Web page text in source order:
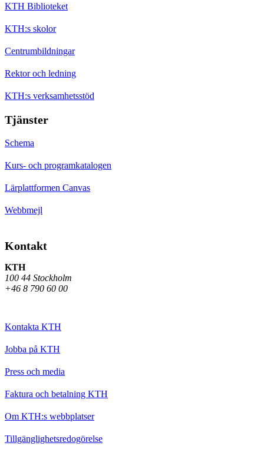
KTH Biblioteket
KTH:s skolor
Centrumbildningar
Rektor och ledning
KTH:s verksamhetsstöd
Tjänster
Schema
Kurs- och programkatalogen
Lärplattformen Canvas
Webbmejl
Kontakt
KTH
100 44 Stockholm
+46 8 790 60 00
Kontakta KTH
Jobba på KTH
Press och media
Faktura och betalning KTH
Om KTH:s webbplatser
Tillgänglighetsredogörelse